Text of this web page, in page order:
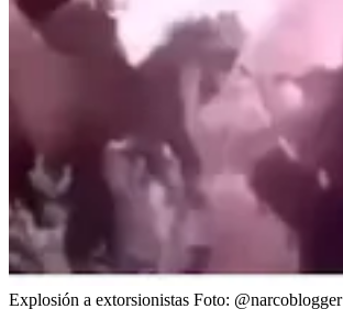
Explosión a extorsionistas Foto: @narcoblogger